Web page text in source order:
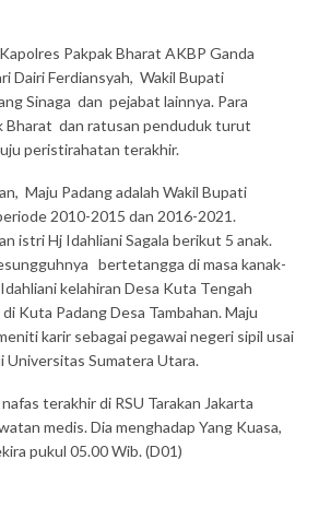
Pakpak Bharat AKBP Ganda
Dairi Ferdiansyah, Wakil Bupati
Sinaga dan pejabat lainnya. Para
Bharat dan ratusan penduduk turut
peristirahatan terakhir.
Maju Padang adalah Wakil Bupati
2010-2015 dan 2016-2021.
istri Hj Idahliani Sagala berikut 5 anak.
bertetangga di masa kanak-
kelahiran Desa Kuta Tengah
Kuta Padang Desa Tambahan. Maju
karir sebagai pegawai negeri sipil usai
Universitas Sumatera Utara.
terakhir di RSU Tarakan Jakarta
medis. Dia menghadap Yang Kuasa,
pukul 05.00 Wib. (D01)